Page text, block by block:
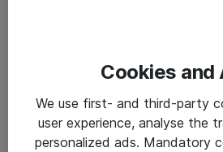
adgang til de nye funktioner.
”Succesfuld
Cookies and
We use first- and third-party
user experience, analyse the
personalized ads. Mandatory